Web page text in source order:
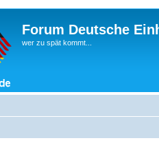
Forum Deutsche
wer zu spät kommt...